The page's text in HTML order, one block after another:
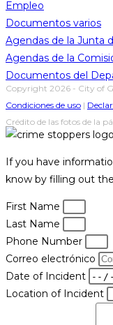
Empleo
Documentos varios
Agendas de la Junta
Agendas de la
Documentos del
Copyright 2026 - City of
Condiciones de uso |
Crédito de las fotos de la
If you have
know by filling out
First Name
Last Name
Phone Number
Correo electrónico
Date of Incident
Location of Incident